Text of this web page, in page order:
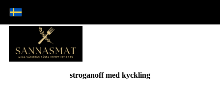
stroganoff med kyckling